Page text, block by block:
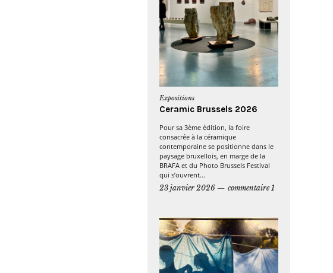
Expositions
Ceramic Brussels 2026
Pour sa 3ème édition, la foire
consacrée à la céramique
contemporaine se positionne dans le
paysage bruxellois, en marge de la
BRAFA et du Photo Brussels Festival
qui s’ouvrent...
23 janvier 2026
commentaire 1